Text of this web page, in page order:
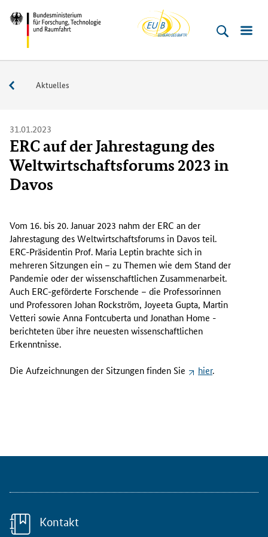
Direkt
zum
Inhalt
(Eingabetaste)
Direkt
zum
Hauptmenu
(Eingabetaste)
Direkt
zur
Suche
(Eingabetaste)
Direkt
zur
Fußleiste
(Enter)
Bundesministerium
Technologie
Buero
Service
Aktuelles
31.01.2023
ERC auf der Jahrestagung des
Weltwirtschaftsforums 2023 in
Davos
o
m
1
6
.
b
i
s
2
0
J
0
a
h
Vom 16. bis 20. Januar 2023 nahm der ERC an der
Jahrestagung des Weltwirtschaftsforums in Davos teil.
ERC-Präsidentin Prof. Maria Leptin brachte sich in
mehreren Sitzungen ein – zu Themen wie dem Stand der
Pandemie oder der wissenschaftlichen Zusammenarbeit.
Auch ERC-geförderte Forschende – die Professorinnen
und Professoren Johan Rockström, Joyeeta Gupta, Martin
Vetteri sowie Anna Fontcuberta und Jonathan Home -
berichteten über ihre neuesten wissenschaftlichen
Erkenntnisse.
Die Aufzeichnungen der Sitzungen finden Sie hier.
Kontakt